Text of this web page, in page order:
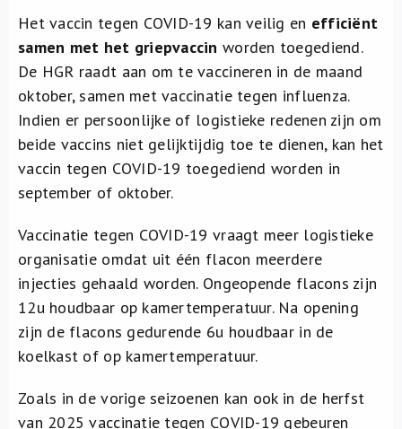
Het vaccin tegen COVID-19 kan veilig en efficiënt
samen met het griepvaccin worden toegediend.
De HGR raadt aan om te vaccineren in de maand
oktober, samen met vaccinatie tegen influenza.
Indien er persoonlijke of logistieke redenen zijn om
beide vaccins niet gelijktijdig toe te dienen, kan het
vaccin tegen COVID-19 toegediend worden in
september of oktober.
Vaccinatie tegen COVID-19 vraagt meer logistieke
organisatie omdat uit één flacon meerdere
injecties gehaald worden. Ongeopende flacons zijn
12u houdbaar op kamertemperatuur. Na opening
zijn de flacons gedurende 6u houdbaar in de
koelkast of op kamertemperatuur.
Zoals in de vorige seizoenen kan ook in de herfst
van 2025 vaccinatie tegen COVID-19 gebeuren